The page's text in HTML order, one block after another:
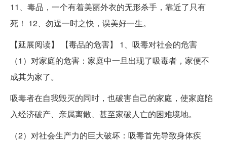
11、毒品，一个有着美丽外衣的无形杀手，靠近了只有
死！ 12、勿逞一时之快，误美好一生。
【延展阅读】 【毒品的危害】 1、吸毒对社会的危害
（1）对家庭的危害：家庭中一旦出现了吸毒者，家便不
成其为家了。
吸毒者在自我毁灭的同时，也破害自己的家庭，使家庭陷
入经济破产、亲属离散、甚至家破人亡的困难境地。
（2）对社会生产力的巨大破坏：吸毒首先导致身体疾